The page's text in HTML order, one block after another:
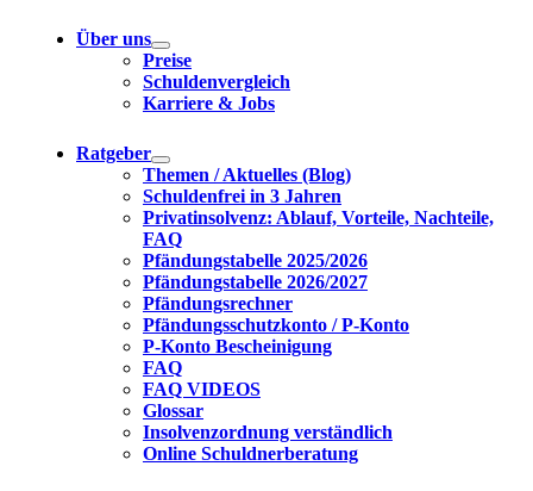
Über uns
Preise
Schuldenvergleich
Karriere & Jobs
Ratgeber
Themen / Aktuelles (Blog)
Schuldenfrei in 3 Jahren
Privatinsolvenz: Ablauf, Vorteile, Nachteile,
FAQ
Pfändungstabelle 2025/2026
Pfändungstabelle 2026/2027
Pfändungsrechner
Pfändungsschutzkonto / P-Konto
P-Konto Bescheinigung
FAQ
FAQ VIDEOS
Glossar
Insolvenzordnung verständlich
Online Schuldnerberatung